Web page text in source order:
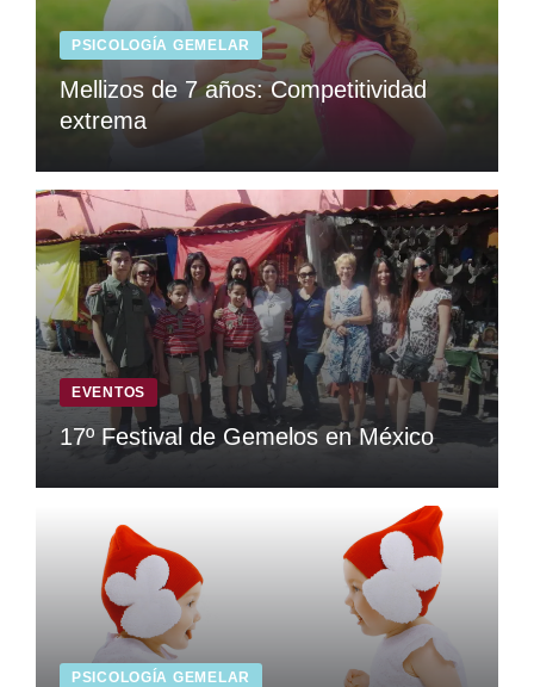
PSICOLOGÍA GEMELAR
Mellizos de 7 años: Competitividad
extrema
EVENTOS
17º Festival de Gemelos en México
PSICOLOGÍA GEMELAR